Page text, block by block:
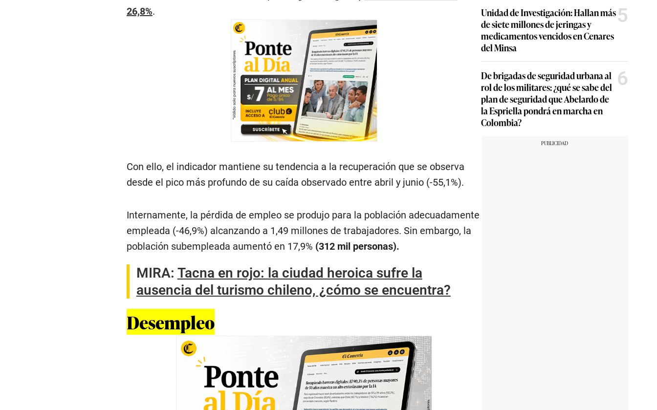
26,8%.
Con ello, el indicador mantiene su tendencia a la recuperación que se observa
desde el pico más profundo de su caída observado entre abril y junio (-55,1%).
Internamente, la pérdida de empleo se produjo para la población adecuadamente
empleada (-46,9%) alcanzando a 1,49 millones de trabajadores. Sin embargo, la
población subempleada aumentó en 17,9% (312 mil personas).
MIRA: Tacna en rojo: la ciudad heroica sufre la
ausencia del turismo chileno, ¿cómo se encuentra?
Desempleo
Unidad de Investigación: Hallan más
de siete millones de jeringas y
medicamentos vencidos en Cenares
del Minsa
5
De brigadas de seguridad urbana al
rol de los militares: ¿qué se sabe del
plan de seguridad que Abelardo de
la Espriella pondrá en marcha en
Colombia?
6